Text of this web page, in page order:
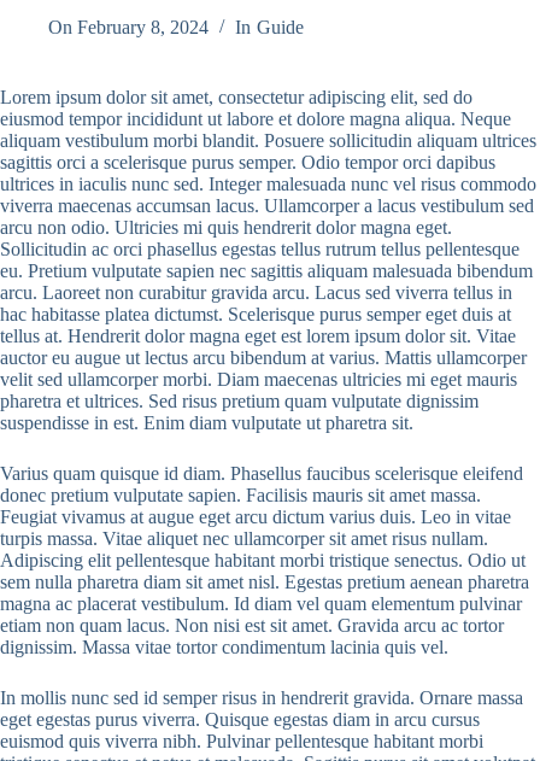
On February 8, 2024 In Guide
Lorem ipsum dolor sit amet, consectetur adipiscing elit, sed do
eiusmod tempor incididunt ut labore et dolore magna aliqua. Neque
aliquam vestibulum morbi blandit. Posuere sollicitudin aliquam ultrices
sagittis orci a scelerisque purus semper. Odio tempor orci dapibus
ultrices in iaculis nunc sed. Integer malesuada nunc vel risus commodo
viverra maecenas accumsan lacus. Ullamcorper a lacus vestibulum sed
arcu non odio. Ultricies mi quis hendrerit dolor magna eget.
Sollicitudin ac orci phasellus egestas tellus rutrum tellus pellentesque
eu. Pretium vulputate sapien nec sagittis aliquam malesuada bibendum
arcu. Laoreet non curabitur gravida arcu. Lacus sed viverra tellus in
hac habitasse platea dictumst. Scelerisque purus semper eget duis at
tellus at. Hendrerit dolor magna eget est lorem ipsum dolor sit. Vitae
auctor eu augue ut lectus arcu bibendum at varius. Mattis ullamcorper
velit sed ullamcorper morbi. Diam maecenas ultricies mi eget mauris
pharetra et ultrices. Sed risus pretium quam vulputate dignissim
suspendisse in est. Enim diam vulputate ut pharetra sit.
Varius quam quisque id diam. Phasellus faucibus scelerisque eleifend
donec pretium vulputate sapien. Facilisis mauris sit amet massa.
Feugiat vivamus at augue eget arcu dictum varius duis. Leo in vitae
turpis massa. Vitae aliquet nec ullamcorper sit amet risus nullam.
Adipiscing elit pellentesque habitant morbi tristique senectus. Odio ut
sem nulla pharetra diam sit amet nisl. Egestas pretium aenean pharetra
magna ac placerat vestibulum. Id diam vel quam elementum pulvinar
etiam non quam lacus. Non nisi est sit amet. Gravida arcu ac tortor
dignissim. Massa vitae tortor condimentum lacinia quis vel.
In mollis nunc sed id semper risus in hendrerit gravida. Ornare massa
eget egestas purus viverra. Quisque egestas diam in arcu cursus
euismod quis viverra nibh. Pulvinar pellentesque habitant morbi